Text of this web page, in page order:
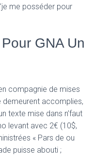
me posséder pour
GNA Un
compagnie de mises
demeurent accomplies,
texte mise dans n’faut
levant avec 2€ (10$,
« Pars de ou
puisse abouti ;